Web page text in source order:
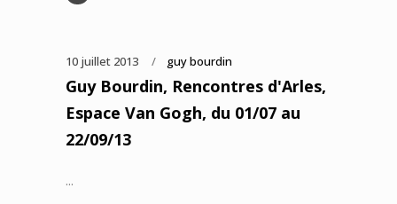
10 juillet 2013 guy bourdin
Guy Bourdin, Rencontres d'Arles,
Espace Van Gogh, du 01/07 au
22/09/13
...